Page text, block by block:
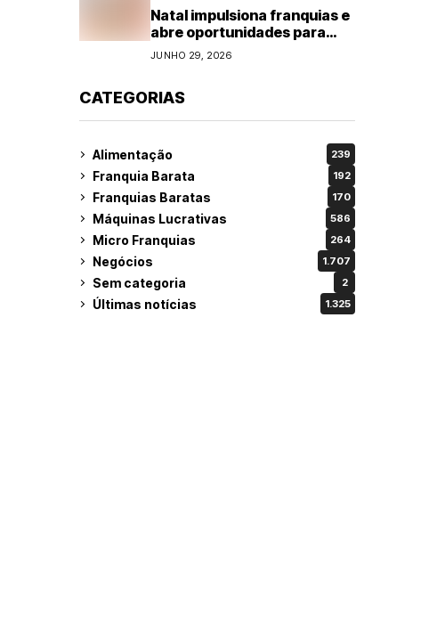
Natal impulsiona franquias e
abre oportunidades para
diversos segmentos do
JUNHO 29, 2026
CATEGORIAS
Alimentação 239
Franquia Barata 192
Franquias Baratas 170
Máquinas Lucrativas 586
Micro Franquias 264
Negócios 1.707
Sem categoria 2
Últimas notícias 1.325